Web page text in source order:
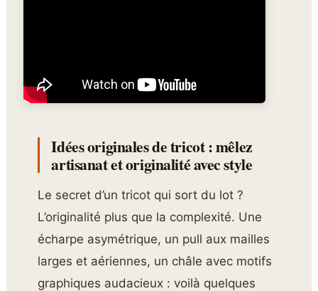
Idées originales de tricot : mêlez
artisanat et originalité avec style
Le secret d’un tricot qui sort du lot ?
L’originalité plus que la complexité. Une
écharpe asymétrique, un pull aux mailles
larges et aériennes, un châle avec motifs
graphiques audacieux : voilà quelques